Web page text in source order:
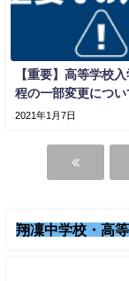
【重要】高等学校
程の一部変更につい
2021年1月7日
翔凜中学校・高